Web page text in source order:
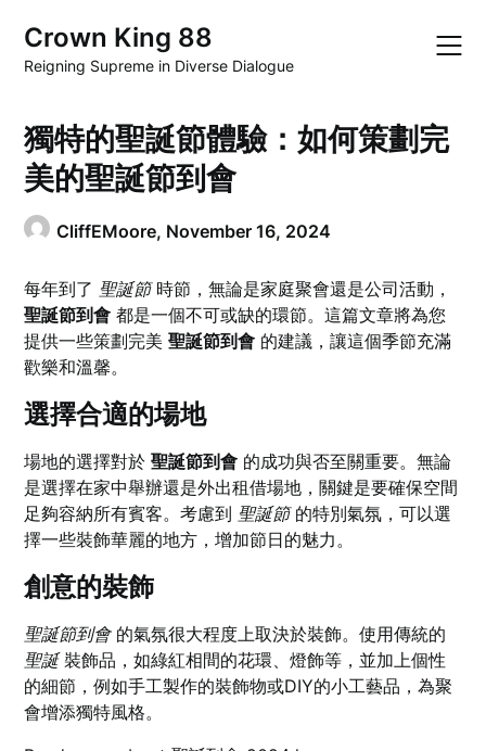
content
Crown King 88
Reigning Supreme in Diverse Dialogue
獨特的聖誕節體驗：如何策劃完
美的聖誕節到會
CliffEMoore, November 16, 2024
每年到了 聖誕節時節，無論是家庭聚會還是公司活動，
聖誕節到會 都是一個不可或缺的環節。這篇文章將為您
提供一些策劃完美聖誕節到會 的建議，讓這個季節充滿
歡樂和溫馨。
選擇合適的場地
場地的選擇對於聖誕節到會 的成功與否至關重要。無論
是選擇在家中舉辦還是外出租借場地，關鍵是要確保空間
足夠容納所有賓客。考慮到 聖誕節的特別氣氛，可以選
擇一些裝飾華麗的地方，增加節日的魅力。
創意的裝飾
聖誕節到會的氣氛很大程度上取決於裝飾。使用傳統的
聖誕裝飾品，如綠紅相間的花環、燈飾等，並加上個性
的細節，例如手工製作的裝飾物或DIY的小工藝品，為聚
會增添獨特風格。